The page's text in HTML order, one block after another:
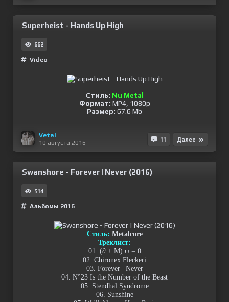
Superheist - Hands Up High
662
Video
Стиль: Nu Metal
Формат: MP4, 1080p
Размер: 67.6 Mb
Vetal
10 августа 2016
11 Далее
Swanshore - Forever | Never (2016)
514
Альбомы 2016
Стиль: Metalcore
Треклист:
01. (∂ + M) ψ = 0
02. Chironex Fleckeri
03. Forever | Never
04. N°23 Is the Number of the Beast
05. Stendhal Syndrome
06. Sunshine